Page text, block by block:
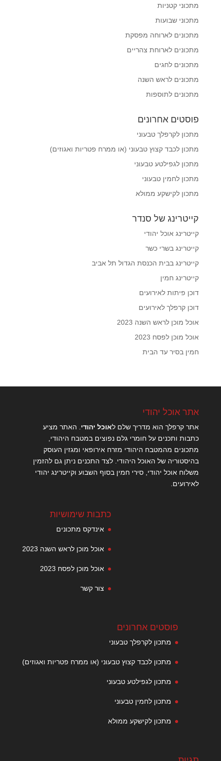
מתכוני קטניות
מתכוני שבועות
מתכונים לארוחה מפסקת
מתכונים לארוחת צהריים
מתכונים לחגים
מתכונים לראש השנה
מתכונים לתוספות
פוסטים אחרונים
מתכון לקרפלך טבעוני
מתכון לכבד קצוץ טבעוני (או ממרח פטריות ואגוזים)
מתכון לגפילטע טבעוני
מתכון לחמין טבעוני
מתכון לקישקע ממולא
קייטרינג של סנדר
קייטרינג אוכל יהודי
קייטרינג בשרי כשר
קייטרינג בבית הכנסת הגדול תל אביב
קייטרינג חמין
דוכן פיתות לאירועים
דוכן קרפלך לאירועים
אוכל מוכן לראש השנה 2023
אוכל מוכן לפסח 2023
חמין בסיר עד הבית
אתר אוכל יהודי
אתר קרפלך הוא מדריך שלם לאוכל יהודי . האתר מציע
כתבות ותכנים על חומרי גלם נפוצים במטבח היהודי,
מתכונים מהמטבח היהודי מזרח אירופאי ומגזין העוסק
בהיסטוריה של האוכל היהודי. לצד התכנים ניתן גם להזמין
משלוח אוכל יהודי, סירי חמין בסוף השבוע וקייטרינג יהודי
לאירועים.
כתבות שימושיות
אינדקס מתכונים
אוכל מוכן לראש השנה 2023
אוכל מוכן לפסח 2023
צור קשר
פוסטים אחרונים
מתכון לקרפלך טבעוני
מתכון לכבד קצוץ טבעוני (או ממרח פטריות ואגוזים)
מתכון לגפילטע טבעוני
מתכון לחמין טבעוני
מתכון לקישקע ממולא